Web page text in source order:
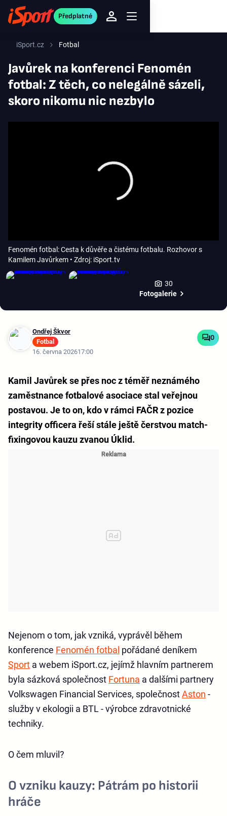
Předplatné
iSport.cz Fotbal
Javůrek na konferenci Fenomén
fotbal: Z těch, co nelegálně sázeli,
skoro nikomu nic nezbylo
Fenomén fotbal: Cesta k důvěře a čistému fotbalu. Rozhovor s
Kamilem Javůrkem • Zdroj: iSport.tv
30
Fotogalerie
Ondřej Škvor
Fotbal
16. června 202617:00
0
Kamil Javůrek se přes noc z téměř neznámého
zaměstnance fotbalové asociace stal veřejnou
postavou. Je to on, kdo v rámci FAČR z pozice
integrity officera řeší stále ještě čerstvou match-
fixingovou kauzu zvanou Úklid.
Nejenom o tom, jak vzniká, vyprávěl během
konference Fenomén fotbal pořádané deníkem
Sport a webem iSport.cz, jejímž hlavním partnerem
byla sázková společnost Fortuna a dalšími partnery
Volkswagen Financial Services, společnostAston -
služby v ekologii a BTL - výrobce zdravotnické
techniky.
O čem mluvil?
O vzniku kauzy: Pátrám po historii
hráče